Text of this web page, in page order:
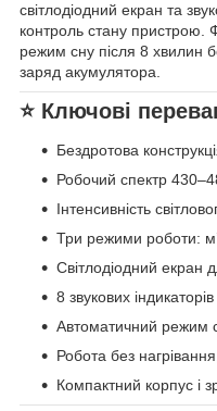
світлодіодний екран та
контроль стану пристрою.
режим сну після 8 хвилин
заряд акумулятора.
⭐ Ключові
Бездротова
Робочий спектр
Інтенсивність
Три режими роботи:
Світлодіодний екран
8 звукових
Автоматичний режим
Робота без
Компактний корпус і